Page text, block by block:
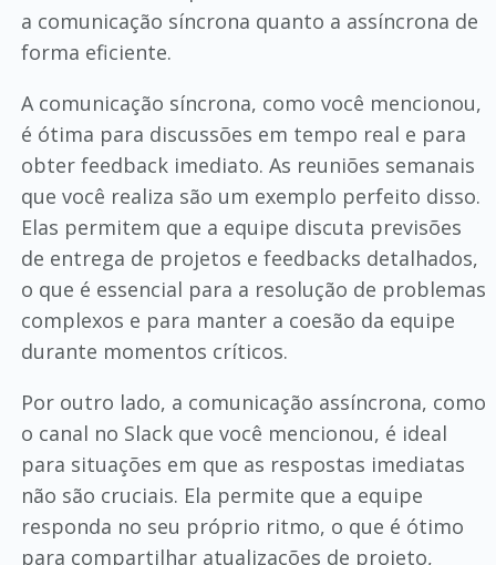
a comunicação síncrona quanto a assíncrona de
forma eficiente.
A comunicação síncrona, como você mencionou,
é ótima para discussões em tempo real e para
obter feedback imediato. As reuniões semanais
que você realiza são um exemplo perfeito disso.
Elas permitem que a equipe discuta previsões
de entrega de projetos e feedbacks detalhados,
o que é essencial para a resolução de problemas
complexos e para manter a coesão da equipe
durante momentos críticos.
Por outro lado, a comunicação assíncrona, como
o canal no Slack que você mencionou, é ideal
para situações em que as respostas imediatas
não são cruciais. Ela permite que a equipe
responda no seu próprio ritmo, o que é ótimo
para compartilhar atualizações de projeto,